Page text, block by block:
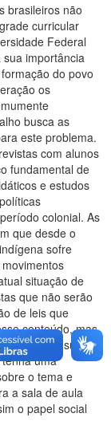
brasileiros não
curricular
Federal
importância
do povo
os
busca as
este problema.
com alunos
fundamental de
e estudos
colonial. As
que desde o
sofre
situação de
que não serão
de leis que
conteúdo, mas
desde sua
uma
o tema e
a sala de aula
o papel social